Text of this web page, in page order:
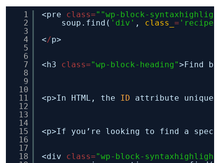
1
2
3
4
5
6
7
8
9
10
11
12
13
14
15
16
17
18
<pre class=""wp-block-
soup.find( 'div' , class_ =
</p>
<h3 class="wp-block-heading">Find
<p>In HTML, the ID attribute
<p>If you’re looking to find a
<div class="wp-block-